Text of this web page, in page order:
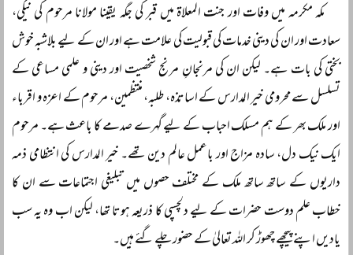
مکہ مکرمہ میں وفات اور جنت المعلاۃ میں قبر کی جگہ یقینا مولانا مرحوم کی نیکی،
سعادت اور ان کی دینی خدمات کی قبولیت کی علامت ہے اور ان کے لیے بلاشبہ خوش
بختی کی بات ہے۔ لیکن ان کی مرنجانِ مرنج شخصیت اور دینی و علمی مساعی کے
تسلسل سے محرومی خیر المدارس کے اساتذہ، طلبہ، منتظمین، مرحوم کے اعزہ و اقرباء
اور ملک بھر کے ہم مسلک احباب کے لیے گہرے صدمے کا باعث ہے۔ مرحوم
ایک نیک دل، سادہ مزاج اور باعمل عالم دین تھے۔ خیر المدارس کی انتظامی ذمہ
داریوں کے ساتھ ساتھ ملک کے مختلف حصوں میں تبلیغی اجتماعات سے ان کا
خطاب علم دوست حضرات کے لیے دلچسپی کا ذریعہ ہوتا تھا، لیکن اب وہ یہ سب
یادیں اپنے پیچھے چھوڑ کر اللہ تعالیٰ کے حضور چلے گئے ہیں۔